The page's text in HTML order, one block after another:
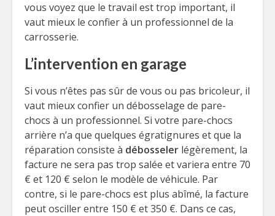
vous voyez que le travail est trop important, il
vaut mieux le confier à un professionnel de la
carrosserie.
L’intervention en garage
Si vous n’êtes pas sûr de vous ou pas bricoleur, il
vaut mieux confier un débosselage de pare-
chocs à un professionnel. Si votre pare-chocs
arrière n’a que quelques égratignures et que la
réparation consiste à débosseler légèrement, la
facture ne sera pas trop salée et variera entre 70
€ et 120 € selon le modèle de véhicule. Par
contre, si le pare-chocs est plus abîmé, la facture
peut osciller entre 150 € et 350 €. Dans ce cas,